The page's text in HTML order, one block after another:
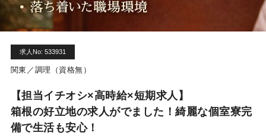
個人情報保護方針
利用規約
お問い合わせ
ログイン 新規無料登録
求人No: 533931
関東／調理（資格無）
【担当イチオシ×高時給×短期求人】
箱根の好立地の求人がでました！綺麗な個室寮完
備で生活も安心！